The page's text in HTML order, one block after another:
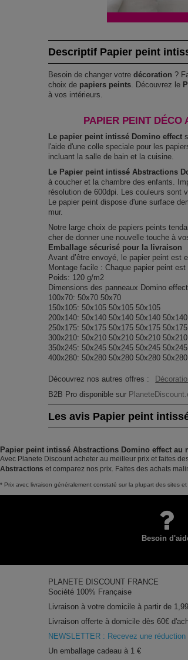
Descriptif Papier peint
Besoin de changer votredécoration ?
choix de papiers peints . Découvrez le
à vos intérieurs.
PAPIER PEINT DÉCO
Le papier peint intissé Domino effect
l'aide d'une colle speciale pour les
incluant la salle de bain et la cuisine.
Le Papier peint intissé Abstractions
à coucher et la chambre des enfants.
résolution de 600dpi. Les couleurs sont
Le papier peint dispose d'une surface
mur.
Notre large choix de papiers peints
cher de donner une nouvelle touche à
Emballage sécurisé pour la livraison
Avant d’être envoyé, le papier peint est
Montage facile : Chaque papier peint est
Poids: 120 g/m2
Dimensions des panneaux Domino
100x70: 50x70 50x70
150x105: 50x105 50x105 50x105
200x140: 50x140 50x140 50x140 50x140
250x175: 50x175 50x175 50x175
300x210: 50x210 50x210 50x210
350x245: 50x245 50x245 50x245
400x280: 50x280 50x280 50x280
Découvrez nos autres offres :
B2B Pro disponible sur
Les avis Papier peint
Papier peint intissé Abstractions Domino effect au
Avec Planete Discount acheter au meilleur prix et faites
Abstractions et comparez nos prix. Faites des achats
* Prix avec livraison généralement constaté sur la plupart des sites
Besoin
PLANETE DISCOUNT FRANCE
Société 100% Française
Livraison à votre domicile à partir de
Livraison offerte à domicile dès 60€
NEWSLETTER : Recevez une
Un emballage cadeau à 1 €